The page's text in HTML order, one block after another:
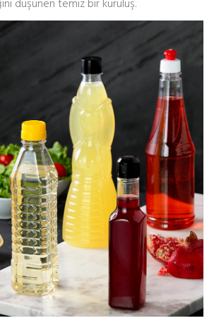
düşünen temiz bir kuruluş.